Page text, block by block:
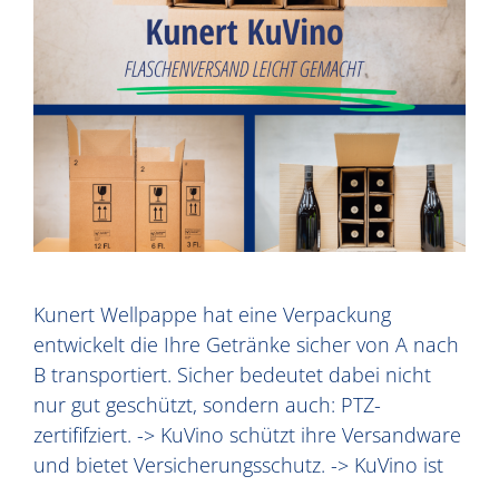
Kunert Wellpappe hat eine Verpackung
entwickelt die Ihre Getränke sicher von A nach
B transportiert. Sicher bedeutet dabei nicht
nur gut geschützt, sondern auch: PTZ-
zertififziert. -> KuVino schützt ihre Versandware
und bietet Versicherungsschutz. -> KuVino ist